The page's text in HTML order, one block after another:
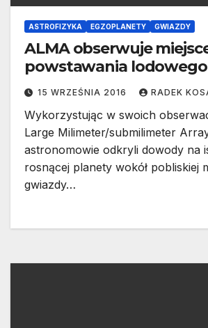
ASTROFIZYKA EGZOPLANETY GWIAZDY
ALMA obserwuje
powstawania
15 WRZEŚNIA 2016 RADEK
Wykorzystując w swoich
Large Milimeter/submilimeter
astronomowie odkryli dowody na
rosnącej planety wokół pobliskiej
gwiazdy…